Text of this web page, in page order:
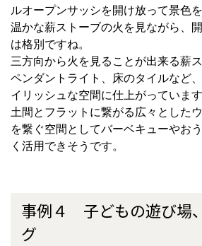
ルオープンサッシを開け放って景色
温かな薪ストーブの火を見ながら、
は格別ですね。
三方向から火を見ることが出来る薪
ペンダントライト、床のタイルなど
イリッシュな空間に仕上がっています
土間とフラットに繋がる広々とした
を繋ぐ空間としてバーベキューやお
く活用できそうです。
事例４ 子どもの遊び場
グ